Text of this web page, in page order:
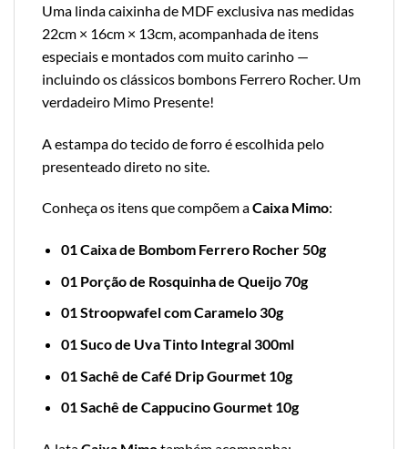
Uma linda caixinha de MDF exclusiva nas medidas
22cm × 16cm × 13cm, acompanhada de itens
especiais e montados com muito carinho —
incluindo os clássicos bombons Ferrero Rocher. Um
verdadeiro Mimo Presente!
A estampa do tecido de forro é escolhida pelo
presenteado direto no site.
Conheça os itens que compõem aCaixa Mimo:
01 Caixa de Bombom Ferrero Rocher 50g
01 Porção de Rosquinha de Queijo 70g
01 Stroopwafel com Caramelo 30g
01 Suco de Uva Tinto Integral 300ml
01 Sachê de Café Drip Gourmet 10g
01 Sachê de Cappucino Gourmet 10g